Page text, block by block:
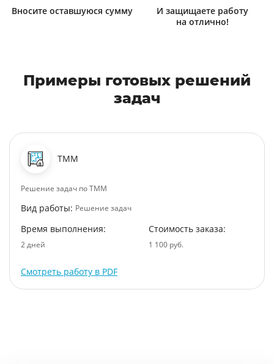
Вносите оставшуюся сумму
И защищаете работу
на отлично!
Примеры готовых решений
задач
ТММ
Решение задач по ТММ
Вид работы: Решение задач
Время выполнения:
2 дней
Стоимость заказа:
1 100 руб.
Смотреть работу в PDF